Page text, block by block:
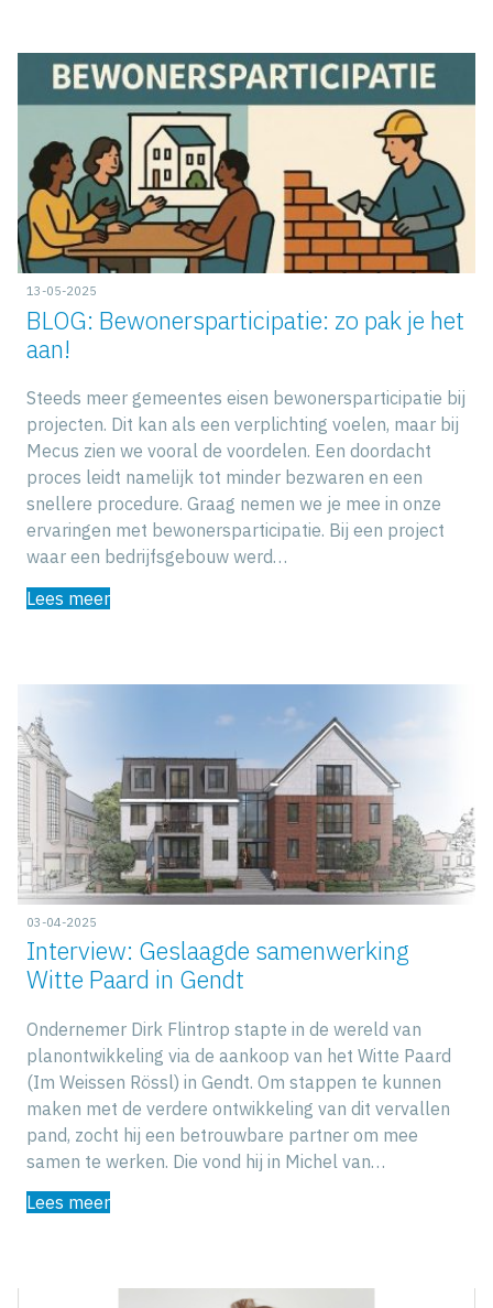
13-05-2025
BLOG: Bewonersparticipatie: zo pak je het
aan!
Steeds meer gemeentes eisen bewonersparticipatie bij
projecten. Dit kan als een verplichting voelen, maar bij
Mecus zien we vooral de voordelen. Een doordacht
proces leidt namelijk tot minder bezwaren en een
snellere procedure. Graag nemen we je mee in onze
ervaringen met bewonersparticipatie. Bij een project
waar een bedrijfsgebouw werd…
Lees meer
03-04-2025
Interview: Geslaagde samenwerking
Witte Paard in Gendt
Ondernemer Dirk Flintrop stapte in de wereld van
planontwikkeling via de aankoop van het Witte Paard
(Im Weissen Rössl) in Gendt. Om stappen te kunnen
maken met de verdere ontwikkeling van dit vervallen
pand, zocht hij een betrouwbare partner om mee
samen te werken. Die vond hij in Michel van…
Lees meer